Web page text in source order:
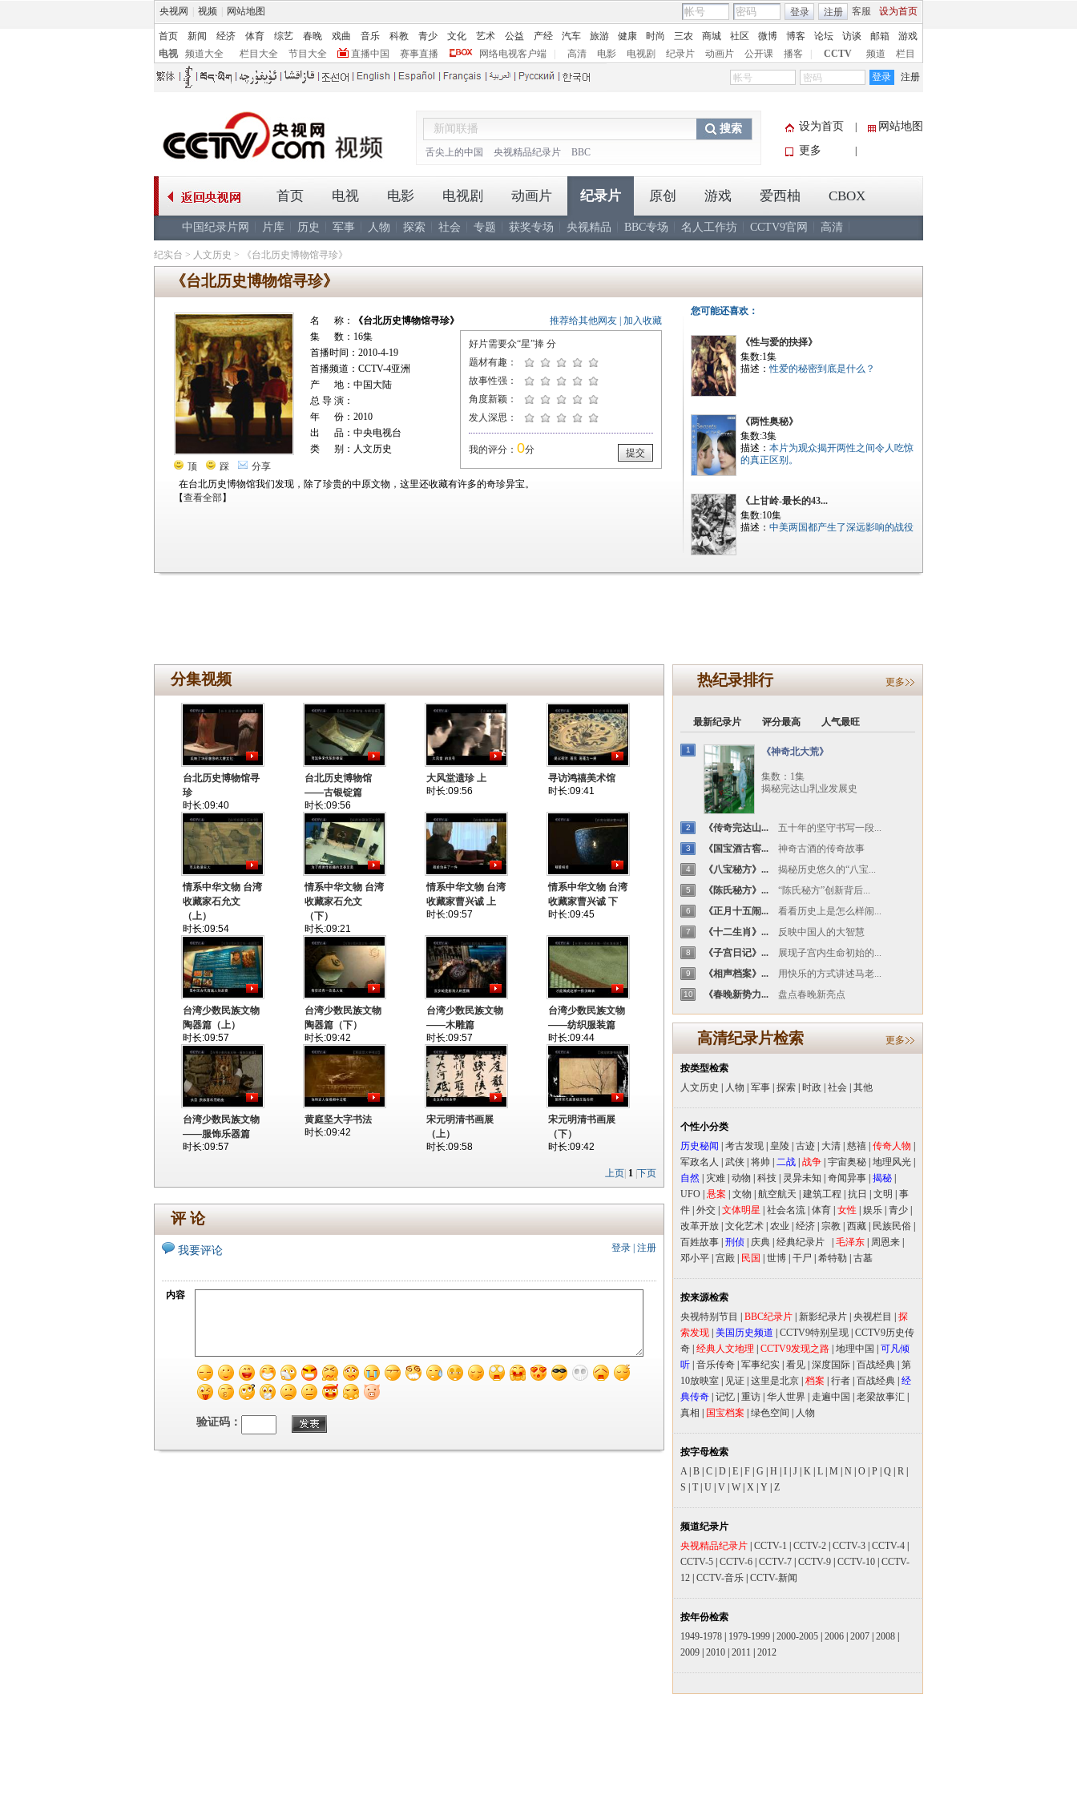
央视网 视频 网站地图 客服 设为首页
登录 注册
首页 新闻 经济 体育 综艺 春晚 戏曲 音乐 科教 青少 文化 艺术 公益 产经 汽车 旅游 健康 时尚 三农 商城 社区 微博 博客 论坛 访谈 邮箱
游戏
电视
频道大全 栏目大全 节目大全 直播中国 赛事直播 网络电视客户端 高清 电影 电视剧 纪录片 动画片 公开课 播客 CCTV 频道 栏目
登录 注册
搜索
舌尖上的中国 央视精品纪录片 BBC
设为首页
网站地图
更多
首页 电视 电影 电视剧 动画片 纪录片
中国纪录片网 片库 历史 军事 人物 探索 社会 专题 获奖专场 央视精品 BBC专场 名人工作坊 CCTV9官网 高清
原创 游戏 爱西柚 CBOX
纪实台 > 人文历史 > 《台北历史博物馆寻珍》
《台北历史博物馆寻珍》
顶 踩 分享
名 称：
《台北历史博物馆寻珍》
集 数：16集
首播时间：2010-4-19
首播频道：CCTV-4亚洲
产 地：中国大陆
总 导 演：
年 份：2010
出 品：中央电视台
类 别：人文历史
在台北历史博物馆我们发现，除了珍贵的中原文物，这里还收藏有许多的奇珍异宝。
【查看全部】
推荐给其他网友 加入收藏
好片需要众“星”捧 分
题材有趣：
故事性强：
角度新颖：
发人深思：
我的评分： 0分 提交
您可能还喜欢：
《性与爱的抉择》
集数:1集
描述：性爱的秘密到底是什么？
《两性奥秘》
集数:3集
描述： 本片为观众揭开两性之间令人吃惊
的真正区别。
《上甘岭-最长的43...
集数:10集
描述： 中美两国都产生了深远影响的战役
分集视频
台北历史博物馆寻
珍
时长:09:40
台北历史博物馆
——古银锭篇
时长:09:56
大风堂遗珍 上
时长:09:56
寻访鸿禧美术馆
时长:09:41
情系中华文物 台湾
收藏家石允文
（上）
时长:09:54
情系中华文物 台湾
收藏家石允文
（下）
时长:09:21
情系中华文物 台湾
收藏家曹兴诚 上
时长:09:57
情系中华文物 台湾
收藏家曹兴诚 下
时长:09:45
台湾少数民族文物
陶器篇（上）
时长:09:57
台湾少数民族文物
陶器篇（下）
时长:09:42
台湾少数民族文物
——木雕篇
时长:09:57
台湾少数民族文物
——纺织服装篇
时长:09:44
台湾少数民族文物
——服饰乐器篇
时长:09:57
黄庭坚大字书法
时长:09:42
宋元明清书画展
（上）
时长:09:58
宋元明清书画展
（下）
时长:09:42
上页 1 下页
评 论
登录 注册
我要评论
内容
验证码：
热纪录排行 更多
最新纪录片 评分最高 人气最旺
1 《神奇北大荒》
集数：1集
揭秘完达山乳业发展史
2 《传奇完达山... 五十年的坚守书写一段...
3 《国宝酒古窖... 神奇古酒的传奇故事
4 《八宝秘方》... 揭秘历史悠久的“八宝...
5 《陈氏秘方》... “陈氏秘方”创新背后...
6 《正月十五闹... 看看历史上是怎么样闹...
7 《十二生肖》... 反映中国人的大智慧
8 《子宫日记》... 展现子宫内生命初始的...
9 《相声档案》... 用快乐的方式讲述马老...
10 《春晚新势力... 盘点春晚新亮点
高清纪录片检索 更多
按类型检索
人文历史
人物 军事 探索 时政 社会 其他
个性小分类
历史秘闻
考古发现 皇陵 古迹 大清 慈禧 传奇人物
军政名人
武侠 将帅 二战 战争 宇宙奥秘 地理风光
自然
灾难 动物 科技 灵异未知 奇闻异事 揭秘
UFO 悬案 文物 航空航天 建筑工程 抗日 文明
事
件 外交 文体明星 社会名流 体育 女性 娱乐 青少
改革开放 文化艺术 农业 经济 宗教 西藏 民族民俗
百姓故事 刑侦 庆典 经典纪录片 毛泽东 周恩来
邓小平 宫殿 民国 世博 干尸 希特勒 古墓
按来源检索
央视特别节目
BBC纪录片 新影纪录片 央视栏目
探
索发现 美国历史频道 CCTV9特别呈现 CCTV9历史传
奇 经典人文地理 CCTV9发现之路 地理中国
可凡倾
听 音乐传奇 军事纪实 看见 深度国际 百战经典 第
10放映室
见证 这里是北京 档案 行者 百战经典 经
典传奇 记忆 重访 华人世界 走遍中国 老梁故事汇
真相
国宝档案 绿色空间 人物
按字母检索
A| B C D E F G H I J K L M N O P Q R
S
T| U V W X Y Z
频道纪录片
央视精品纪录片 CCTV-1 CCTV-2 CCTV-3 CCTV-4
CCTV-5 CCTV-6 CCTV-7 CCTV-9 CCTV-10 CCTV-
12 CCTV-音乐 CCTV-新闻
按年份检索
1949-1978
1979-1999 2000-2005 2006 2007 2008
2009 2010 2011 2012